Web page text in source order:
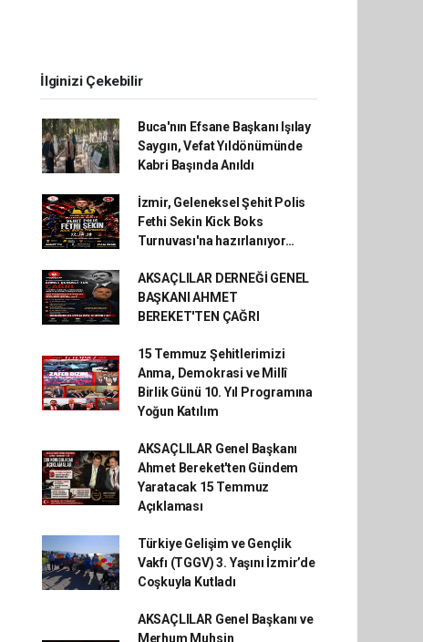
İlginizi Çekebilir
Buca'nın Efsane Başkanı Işılay
Saygın, Vefat Yıldönümünde
Kabri Başında Anıldı
İzmir, Geleneksel Şehit Polis
Fethi Sekin Kick Boks
Turnuvası'na hazırlanıyor…
AKSAÇLILAR DERNEĞİ GENEL
BAŞKANI AHMET
BEREKET'TEN ÇAĞRI
15 Temmuz Şehitlerimizi
Anma, Demokrasi ve Millî
Birlik Günü 10. Yıl Programına
Yoğun Katılım
AKSAÇLILAR Genel Başkanı
Ahmet Bereket'ten Gündem
Yaratacak 15 Temmuz
Açıklaması
Türkiye Gelişim ve Gençlik
Vakfı (TGGV) 3. Yaşını İzmir’de
Coşkuyla Kutladı
AKSAÇLILAR Genel Başkanı ve
Merhum Muhsin